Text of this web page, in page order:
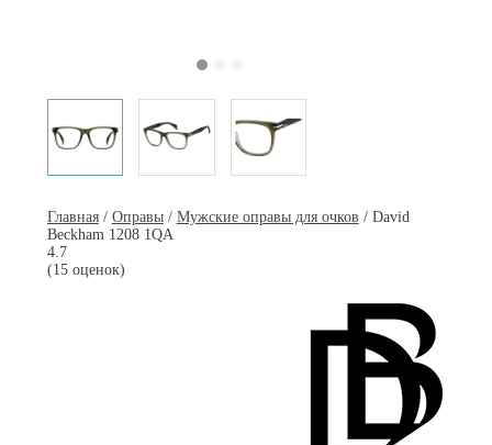
Главная/ Оправы/ Мужские оправы для очков / David
Beckham 1208 1QA
4.7
(15 оценок)